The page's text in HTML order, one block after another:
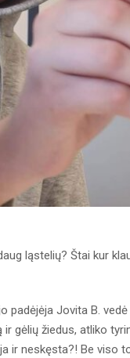
ląstelių? Štai kur
padėjėja Jovita B.
gėlių žiedus, atliko
ir neskęsta?! Be viso